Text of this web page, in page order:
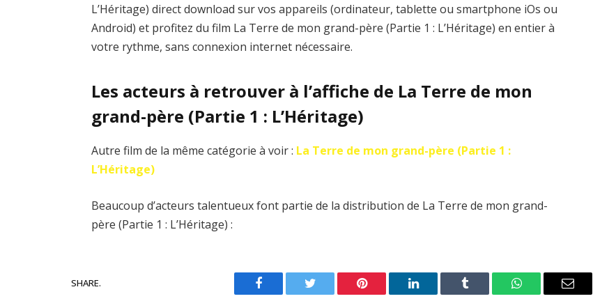
L’Héritage) direct download sur vos appareils (ordinateur, tablette ou smartphone iOs ou
Android) et profitez du film La Terre de mon grand-père (Partie 1 : L’Héritage) en entier à
votre rythme, sans connexion internet nécessaire.
Les acteurs à retrouver à l’affiche de La Terre de mon
grand-père (Partie 1 : L’Héritage)
Autre film de la même catégorie à voir : La Terre de mon grand-père (Partie 1 :
L’Héritage)
Beaucoup d’acteurs talentueux font partie de la distribution de La Terre de mon grand-
père (Partie 1 : L’Héritage) :
SHARE.
Facebook Twitter Pinterest LinkedIn Tumblr WhatsAppEmail